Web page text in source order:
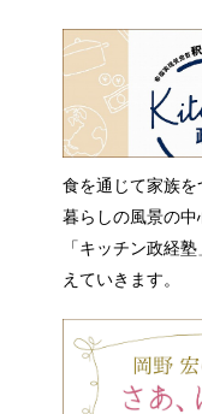
食を通じて家族
暮らしの風景の
「キッチン政経
えていきます。